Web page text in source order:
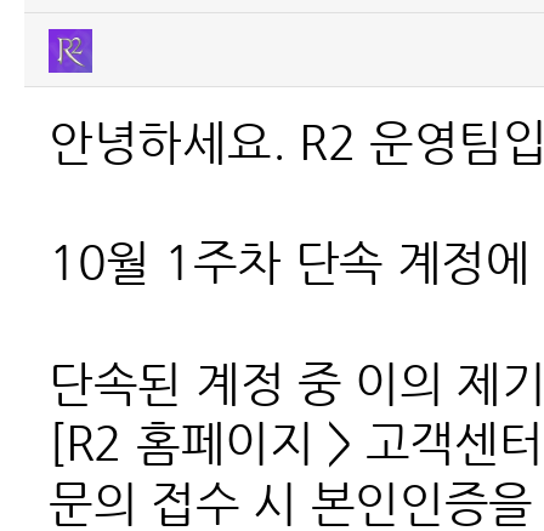
안녕하세요. R2 운영팀
10월 1주차 단속 계정
단속된 계정 중 이의 제
[R2 홈페이지 > 고객센
문의 접수 시 본인인증